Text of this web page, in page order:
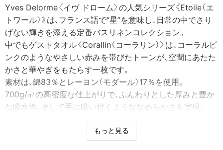
Yves Delorme〈イヴ ドローム〉の人気シリーズ《Etoile（エ
トワール）》は、フランス語で“星”を意味し、日常の中でさり
げない輝きを添える定番バスリネンコレクション。
中でもゲストタオル〈Corallin（コーラリン）〉は、コーラルピ
ンクのようなやさしい赤みを帯びたトーンが、空間にあたた
かさと華やぎをもたらす一枚です。
素材は、綿83％とレーヨン（モダール）17％を使用。
700g/㎡の高密度な仕上がりで、ふんわりとした厚みと豊か
な吸水性、そして手に吸い付くようななめらかさを実現。
植物由来繊維モダール特有の光沢が、やわらかな色調と相ま
って、上品な艶感を生み出しています。
もっと見る